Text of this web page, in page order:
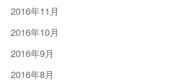
2016年11月
2016年10月
2016年9月
2016年8月